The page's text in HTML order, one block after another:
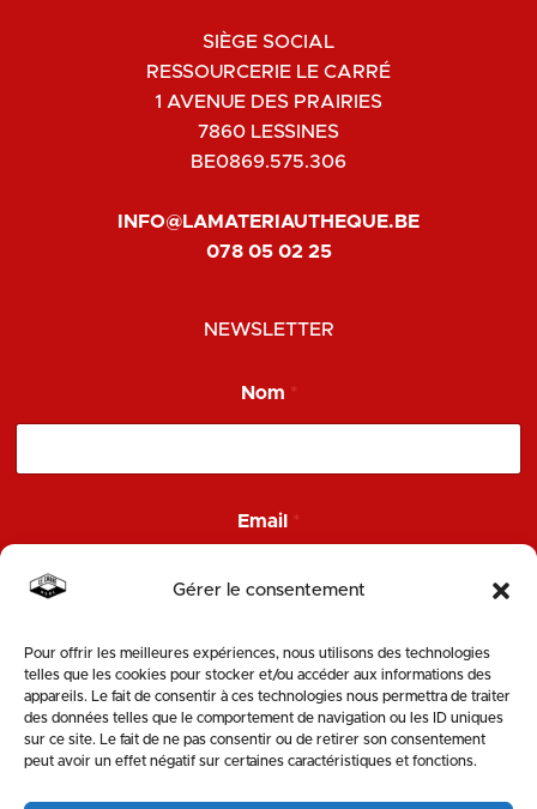
Gérer le consentement
Pour offrir les meilleures expériences, nous utilisons des technologies
telles que les cookies pour stocker et/ou accéder aux informations des
appareils. Le fait de consentir à ces technologies nous permettra de traiter
des données telles que le comportement de navigation ou les ID uniques
sur ce site. Le fait de ne pas consentir ou de retirer son consentement
peut avoir un effet négatif sur certaines caractéristiques et fonctions.
SIÈGE SOCIAL
RESSOURCERIE LE CARRÉ
1 AVENUE DES PRAIRIES
7860 LESSINES
BE0869.575.306
INFO@LAMATERIAUTHEQUE.BE
078 05 02 25
NEWSLETTER
m
a
m
m
Nom *
Email *
ENVOYER
SUIVEZ-NOUS